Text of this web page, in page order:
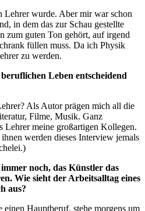
Lehrer wurde. Aber mir war schon
in dem das zur Schau gestellte
zum guten Ton gehört, auf irgend
füllen muss. Da ich Physik
zu werden.
Leben entscheidend
Als Autor prägen mich all die
Filme, Musik. Ganz
Lehrer meine großartigen Kollegen.
werden dieses Interview jemals
noch, das Künstler das
Wie sieht der Arbeitsalltag eines
aus?
einen Hauptberuf, stehe morgens um